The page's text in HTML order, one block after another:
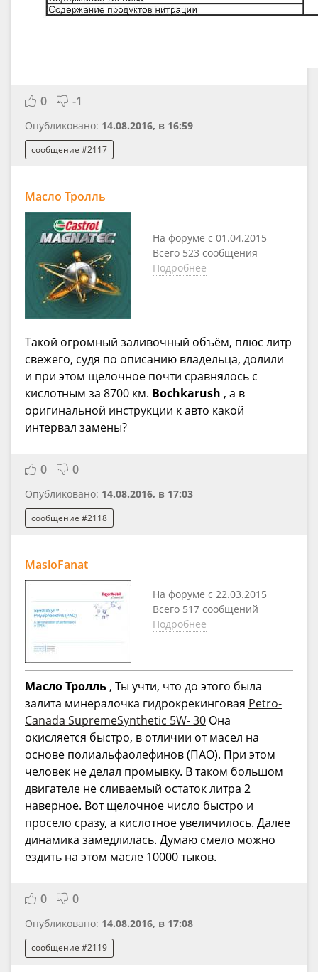
0 -1
Опубликовано: 14.08.2016, в 16:59
сообщение #2117
Масло Тролль
На форуме с 01.04.2015
Всего 523 сообщения
Подробнее
Такой огромный заливочный объём, плюс литр
свежего, судя по описанию владельца, долили
и при этом щелочное почти сравнялось с
кислотным за 8700 км. Bochkarush , а в
оригинальной инструкции к авто какой
интервал замены?
0 0
Опубликовано: 14.08.2016, в 17:03
сообщение #2118
MasloFanat
На форуме с 22.03.2015
Всего 517 сообщений
Подробнее
Масло Тролль, Ты учти, что до этого была
залита минералочка гидрокрекинговая Petro-
Canada SupremeSynthetic 5W- 30 Она
окисляется быстро, в отличии от масел на
основе полиальфаолефинов (ПАО). При этом
человек не делал промывку. В таком большом
двигателе не сливаемый остаток литра 2
наверное. Вот щелочное число быстро и
просело сразу, а кислотное увеличилось. Далее
динамика замедлилась. Думаю смело можно
ездить на этом масле 10000 тыков.
0 0
Опубликовано: 14.08.2016, в 17:08
сообщение #2119